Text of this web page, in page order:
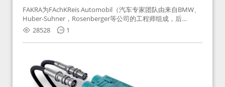
FAKRA为FAchKReis Automobil（汽车专家团队由来自BMW、
Huber-Suhner，Rosenberger等公司的工程师组成，后
Huber-Suhner相关连接器业务及技术在2010年并入
Rosenberger）缩写。起初为BMW需求用于车载收音机天线连
接，如今FAKRA已成为汽车行业通用标准的射频连接器，被业
28528 1